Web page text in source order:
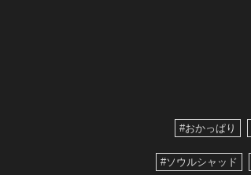
#おかっぱり
#ソウルシャッド